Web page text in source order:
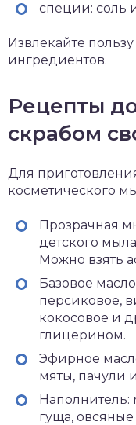
специи: соль
Извлекайте
ингредиентов.
Рецепты
скрабом
Для
косметического
Прозрачная
детского
Можно взять
Базовое
персиковое,
кокосовое и
глицерином.
Эфирное
мяты, пачули
гуща,